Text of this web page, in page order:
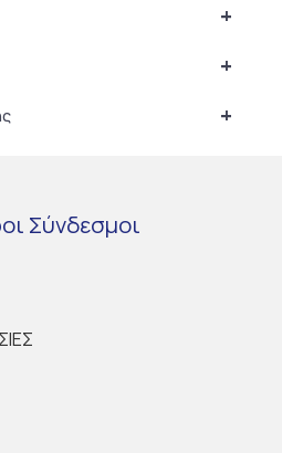
+
+
+
Σύνδεσμοι